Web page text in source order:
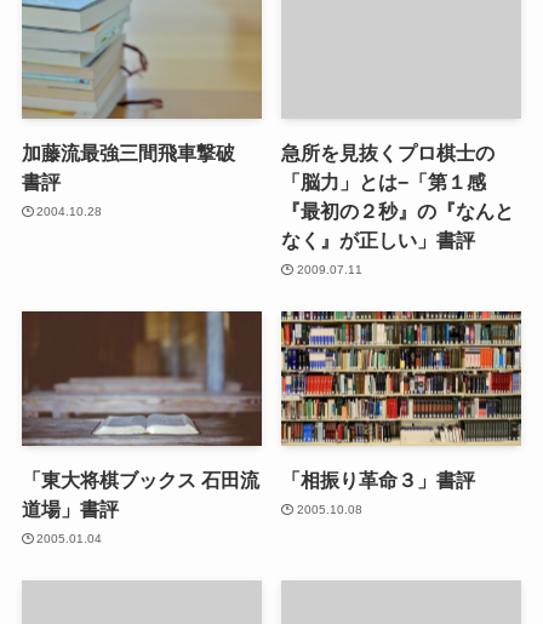
加藤流最強三間飛車撃破
書評
2004.10.28
急所を見抜くプロ棋士の
「脳力」とは−「第１感
『最初の２秒』の『なんと
なく』が正しい」書評
2009.07.11
「東大将棋ブックス 石田流
道場」書評
2005.01.04
「相振り革命３」書評
2005.10.08